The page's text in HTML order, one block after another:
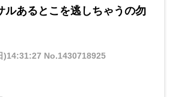
ルあるとこを逃しちゃうの勿
)14:31:27 No.1430718925